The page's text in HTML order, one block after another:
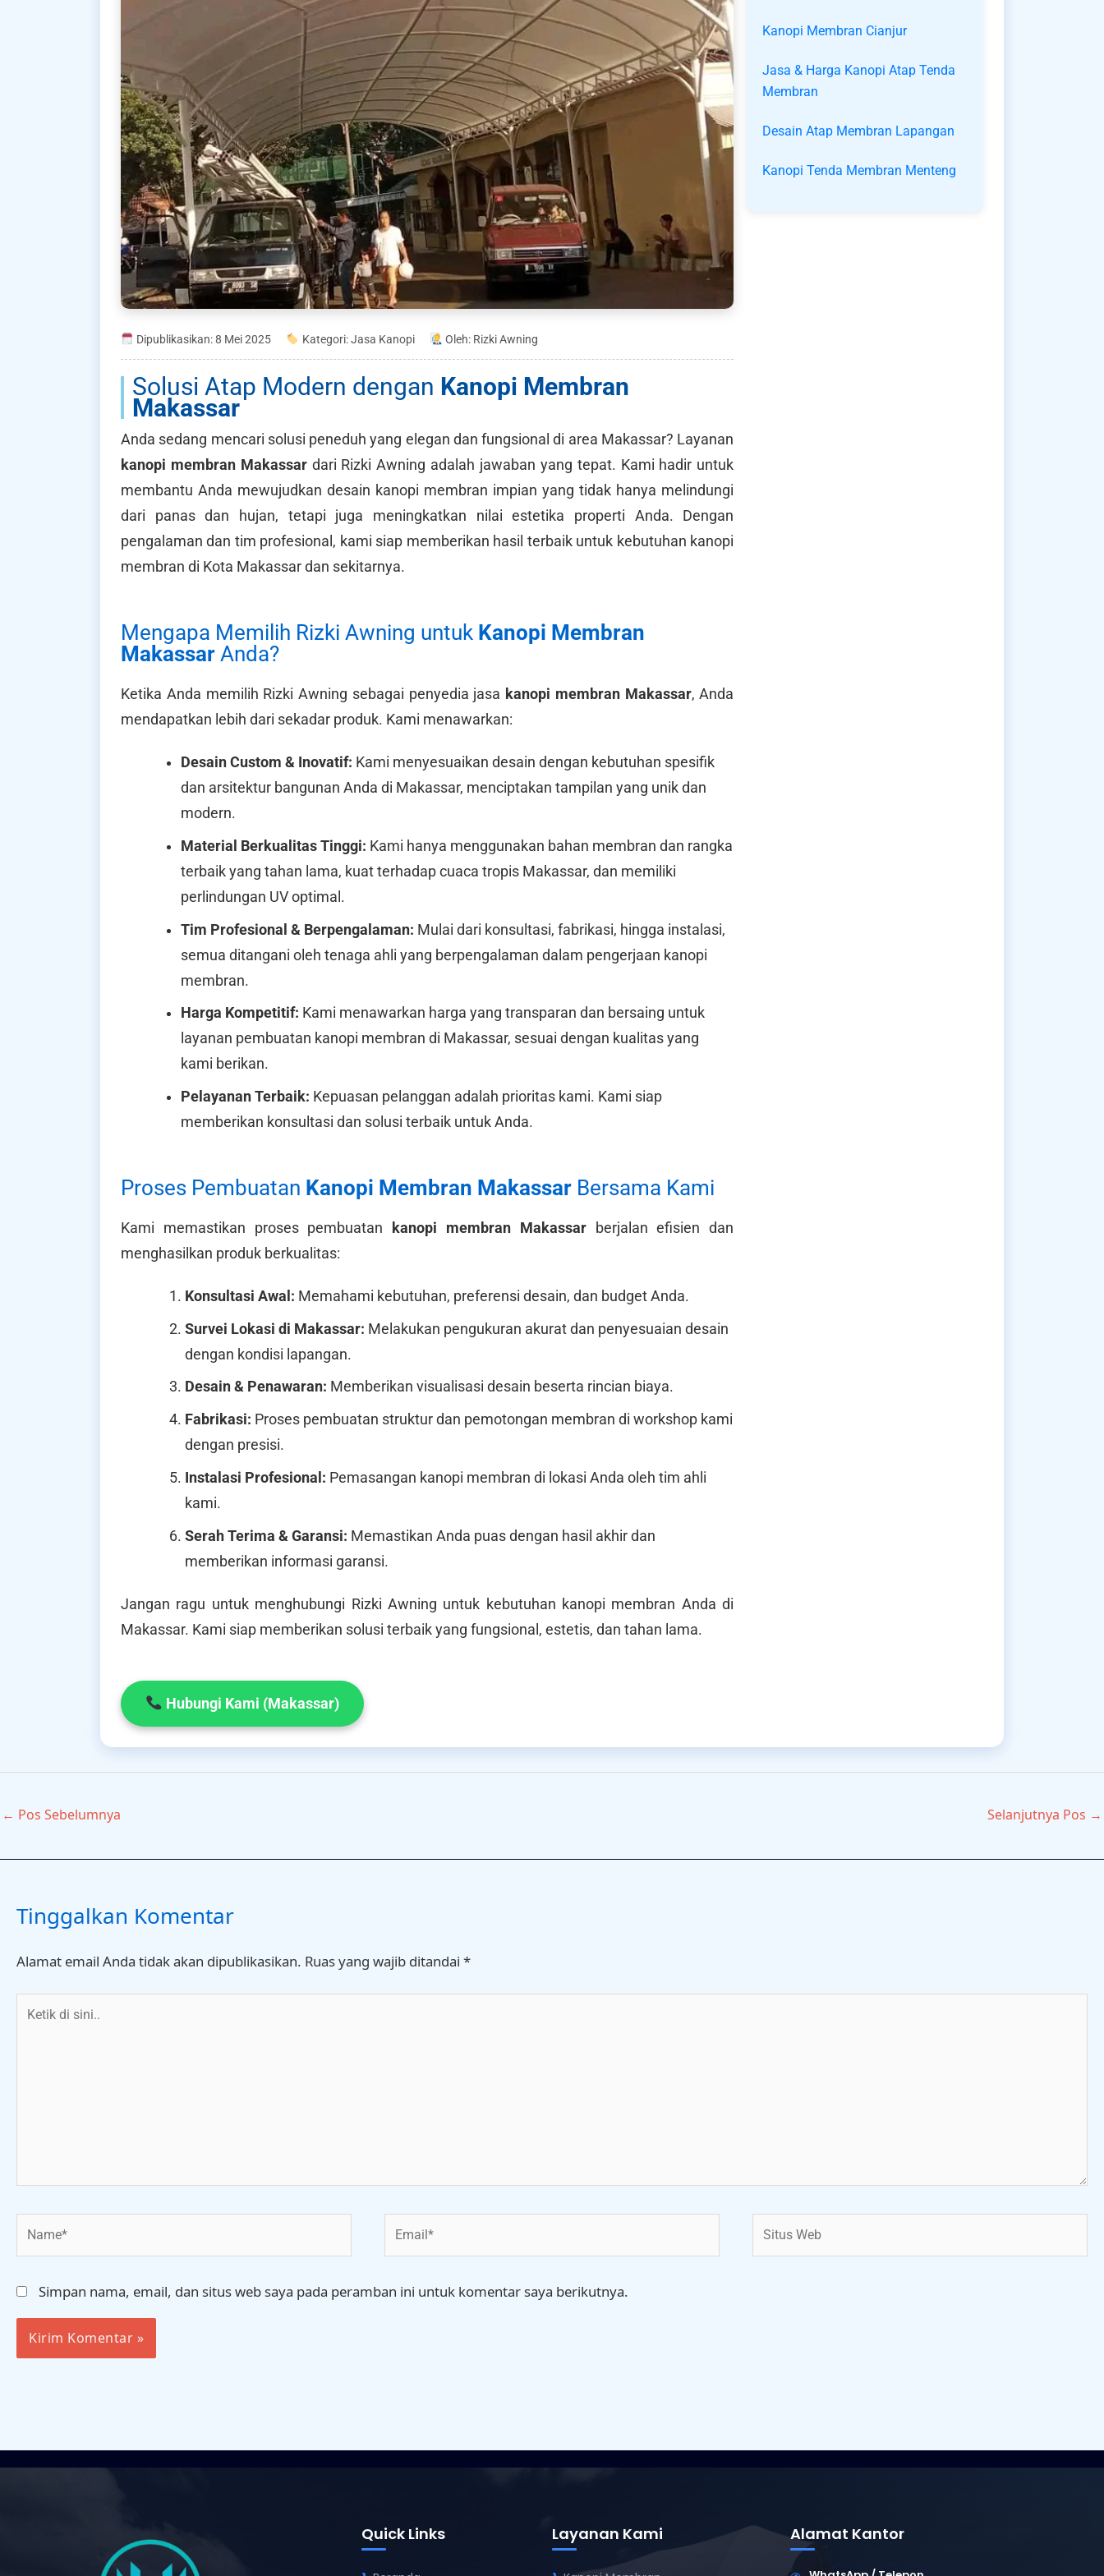
Dipublikasikan: 8 Mei 2025 Kategori: Jasa Kanopi Oleh: Rizki Awning
Solusi Atap Modern dengan Kanopi Membran
Makassar
Anda sedang mencari solusi peneduh yang elegan dan fungsional di area Makassar? Layanan
kanopi membran Makassardari Rizki Awning adalah jawaban yang tepat. Kami hadir untuk
membantu Anda mewujudkan desain kanopi membran impian yang tidak hanya melindungi
dari panas dan hujan, tetapi juga meningkatkan nilai estetika properti Anda. Dengan
pengalaman dan tim profesional, kami siap memberikan hasil terbaik untuk kebutuhan kanopi
membran di Kota Makassar dan sekitarnya.
Mengapa Memilih Rizki Awning untuk Kanopi Membran
Makassar Anda?
Ketika Anda memilih Rizki Awning sebagai penyedia jasa kanopi membran Makassar, Anda
mendapatkan lebih dari sekadar produk. Kami menawarkan:
Desain Custom & Inovatif: Kami menyesuaikan desain dengan kebutuhan spesifik
dan arsitektur bangunan Anda di Makassar, menciptakan tampilan yang unik dan
modern.
Material Berkualitas Tinggi: Kami hanya menggunakan bahan membran dan rangka
terbaik yang tahan lama, kuat terhadap cuaca tropis Makassar, dan memiliki
perlindungan UV optimal.
Tim Profesional & Berpengalaman: Mulai dari konsultasi, fabrikasi, hingga instalasi,
semua ditangani oleh tenaga ahli yang berpengalaman dalam pengerjaan kanopi
membran.
Harga Kompetitif: Kami menawarkan harga yang transparan dan bersaing untuk
layanan pembuatan kanopi membran di Makassar, sesuai dengan kualitas yang
kami berikan.
Pelayanan Terbaik: Kepuasan pelanggan adalah prioritas kami. Kami siap
memberikan konsultasi dan solusi terbaik untuk Anda.
Proses Pembuatan Kanopi Membran Makassar Bersama Kami
Kami memastikan proses pembuatan kanopi membran Makassarberjalan efisien dan
menghasilkan produk berkualitas:
Konsultasi Awal: Memahami kebutuhan, preferensi desain, dan budget Anda.
Survei Lokasi di Makassar: Melakukan pengukuran akurat dan penyesuaian desain
dengan kondisi lapangan.
Desain & Penawaran: Memberikan visualisasi desain beserta rincian biaya.
Fabrikasi: Proses pembuatan struktur dan pemotongan membran di workshop kami
dengan presisi.
Instalasi Profesional: Pemasangan kanopi membran di lokasi Anda oleh tim ahli
kami.
Serah Terima & Garansi: Memastikan Anda puas dengan hasil akhir dan
memberikan informasi garansi.
Jangan ragu untuk menghubungi Rizki Awning untuk kebutuhan kanopi membran Anda di
Makassar. Kami siap memberikan solusi terbaik yang fungsional, estetis, dan tahan lama.
Hubungi Kami (Makassar)
Kanopi Membran Cianjur
Jasa & Harga Kanopi Atap Tenda
Membran
Desain Atap Membran Lapangan
Kanopi Tenda Membran Menteng
← Pos Sebelumnya Selanjutnya Pos →
Tinggalkan Komentar
Alamat email Anda tidak akan dipublikasikan. Ruas yang wajib ditandai *
Simpan nama, email, dan situs web saya pada peramban ini untuk komentar saya berikutnya.
Quick Links Layanan Kami Alamat Kantor